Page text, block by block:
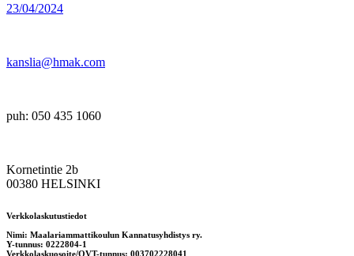
23/04/2024
kanslia@hmak.com
puh: 050 435 1060
Kornetintie 2b
00380 HELSINKI
Verkkolaskutustiedot
Nimi: Maalariammattikoulun Kannatusyhdistys ry.
Y-tunnus: 0222804-1
Verkkolaskuosoite/OVT-tunnus: 003702228041